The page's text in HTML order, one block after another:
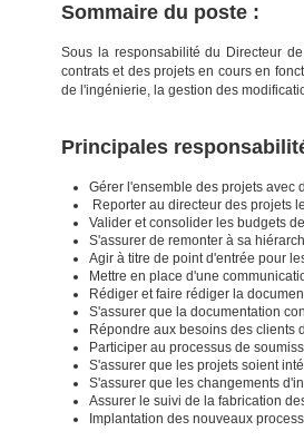
Sommaire du poste :
Sous la responsabilité du Directeur
contrats et des projets en cours en
de l'ingénierie, la gestion des
Principales
Gérer l'ensemble des projets avec
Reporter au directeur des projets
Valider et consolider les budgets
S'assurer de remonter à sa
Agir à titre de point d'entrée pour
Mettre en place d'une
Rédiger et faire rédiger la
S'assurer que la documentation
Répondre aux besoins des clients
Participer au processus de
S'assurer que les projets soient
S'assurer que les changements
Assurer le suivi de la fabrication
Implantation des nouveaux